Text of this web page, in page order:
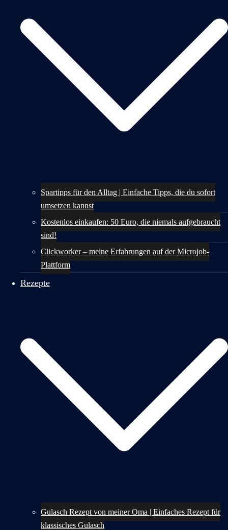
Spartipps für den Alltag | Einfache Tipps, die du sofort
umsetzen kannst
Kostenlos einkaufen: 50 Euro, die niemals aufgebraucht
sind!
Clickworker – meine Erfahrungen auf der Microjob-
Plattform
Rezepte
Gulasch Rezept von meiner Oma | Einfaches Rezept für
klassisches Gulasch